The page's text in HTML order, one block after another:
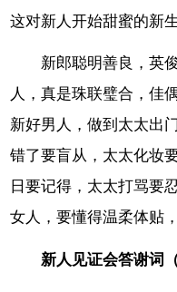
这对新人开始甜蜜的新
新郎聪明善良，英
人，真是珠联璧合，佳
新好男人，做到太太出
错了要盲从，太太化妆
日要记得，太太打骂要
女人，要懂得温柔体贴
新人见证会答谢词（